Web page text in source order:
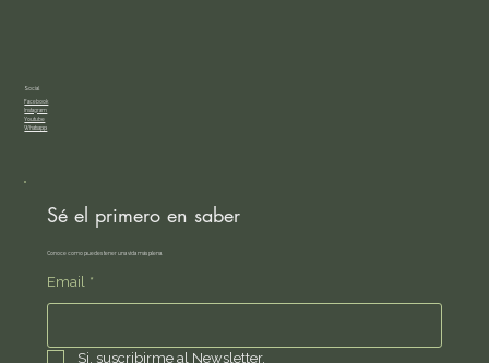
Social
Facebook
Instagram
Youtube
Whatsapp
Sé el primero en saber
Conoce como puedes tener una vida más plena.
Email *
Si, suscribirme al Newsletter.